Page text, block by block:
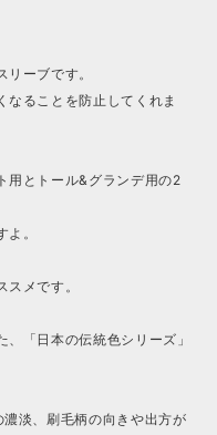
ーブです。
なることを防止してくれま
用とトール&グランデ用の2
。
メです。
「日本の伝統色シリーズ」
淡、刷毛柄の向きや出方が